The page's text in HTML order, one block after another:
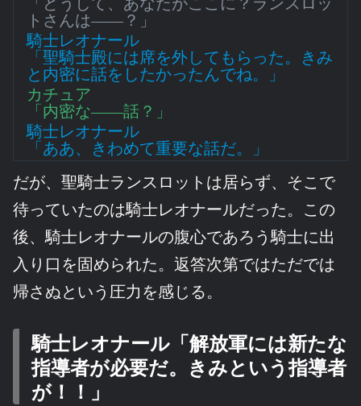
トさんは――？」
騎士レオナール
「聖騎士殿には席を外してもらった。きみ
と内密に話をしたかったんでね。」
カチュア
「内密な――話？」
騎士レオナール
「ああ、きわめて重要な話だ。」
だが、聖騎士ランスロットは居らず、そこで
待っていたのは騎士レオナールだった。この
後、騎士レオナールの腹心であろう騎士に出
入り口を固められた。返答次第ではただでは
帰さぬという圧力を感じる。
騎士レオナール「解放軍には新たな
指導者が必要だ。きみという指導者
が！！」